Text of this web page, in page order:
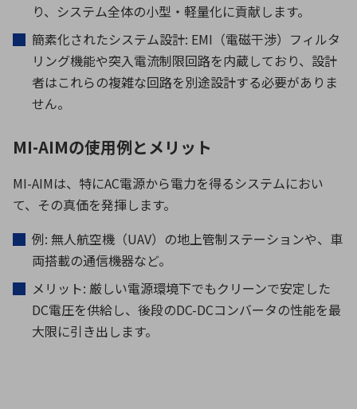
り、システム全体の小型・軽量化に貢献します。
簡素化されたシステム設計: EMI（電磁干渉）フィルタ
リング機能や突入電流制限回路を内蔵しており、設計
者はこれらの複雑な回路を別途設計する必要がありま
せん。
MI-AIMの使用例とメリット
MI-AIMは、特にAC電源から電力を得るシステムにおい
て、その真価を発揮します。
例: 無人航空機（UAV）の地上管制ステーションや、車
両搭載の通信機器など。
メリット: 厳しい電源環境下でもクリーンで安定した
DC電圧を供給し、後段のDC-DCコンバータの性能を最
大限に引き出します。